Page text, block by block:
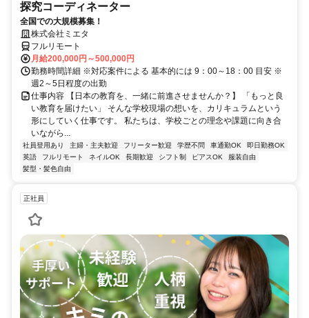
探究コーディネーター
全国での大規模募集！
株式会社ミエタ
フルリモート
月給200,000円～500,000円
勤務時間詳細 ※対応案件による 基本的には 9：00～18：00 目安 ※
週2～5日程度の出勤
仕事内容 【日本の教育を、一緒に前進させませんか？】 「もっと良
い教育を届けたい」 そんな学校現場の想いを、カリキュラムという
形にしていく仕事です。 私たちは、学校ごとの理念や課題に向き合
いながら...
社員登用あり 主婦・主夫歓迎 フリーター歓迎 学歴不問 車通勤OK
即日勤務OK
英語
フルリモート ネイルOK 長期歓迎 シフト制 ピアスOK
服装自由
髪型・髪色自由
正社員